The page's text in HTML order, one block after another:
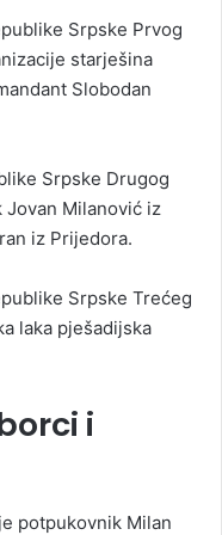
Srpske Prvog
starješina
Slobodan
Srpske Drugog
Milanović iz
iz Prijedora.
Srpske Trećeg
laka pješadijska
i
potpukovnik Milan